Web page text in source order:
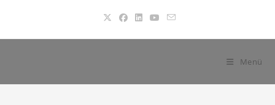
springen
Menü